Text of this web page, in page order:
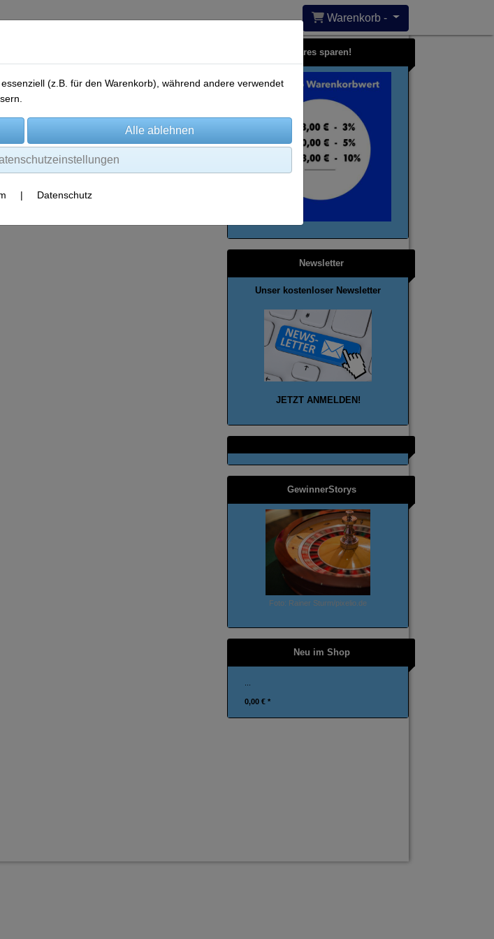
Warenkorb -
Kontakt
keine Produkte gefunden.
Bares sparen!
Newsletter
Unser kostenloser Newsletter
JETZT ANMELDEN!
GewinnerStorys
Foto: Rainer Sturm/pixelio.de
Neu im Shop
0,00 € *
(z.B. für den Warenkorb), während andere verwendet
| Datenschutz